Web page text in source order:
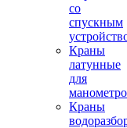
со
спускным
Краны
латунные
для
Краны